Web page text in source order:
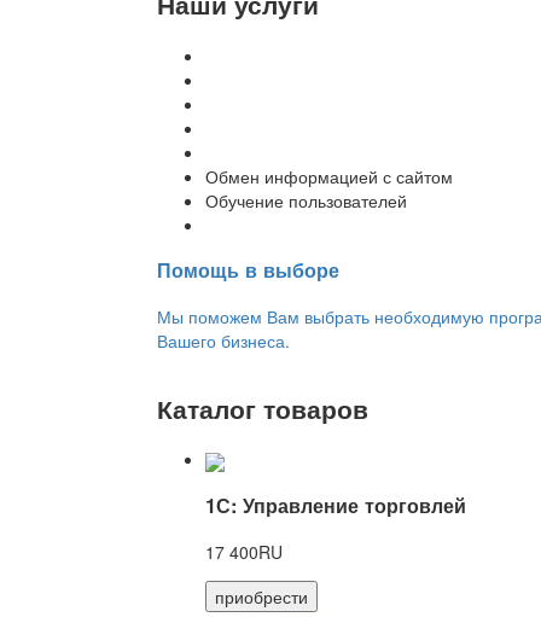
Обмен информацией с сайтом
Обучение пользователей
Помощь в выборе
Мы поможем Вам выбрать необходимую
Вашего бизнеса.
Каталог товаров
1С: Управление торговлей
17 400RU
приобрести